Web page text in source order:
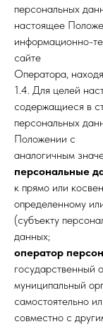
персональных
настоящее
информационно-
сайте
Оператора,
1.4. Для целей
содержащиеся в
персональных
Положении с
аналогичным
персональные
к прямо или
определенному
(субъекту
данных;
оператор
государственный
муниципальный
самостоятельно
совместно с